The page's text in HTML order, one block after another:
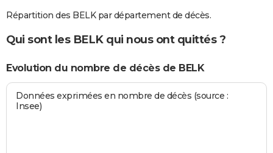
Répartition des BELK par département de décès.
Qui sont les BELK qui nous ont quittés ?
Evolution du nombre de décès de BELK
Données exprimées en nombre de décès (source :
Insee)